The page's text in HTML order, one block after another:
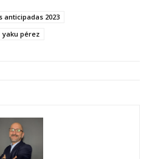
anticipadas 2023
yaku pérez